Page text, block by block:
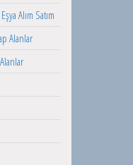
Alım Satım
Alanlar